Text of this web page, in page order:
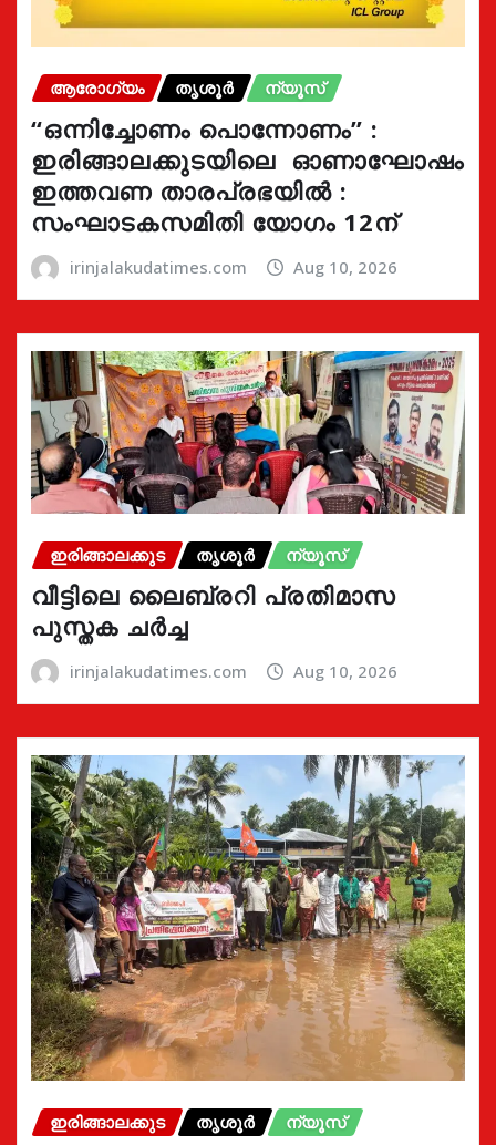
ആരോഗ്യം തൃശൂർ ന്യൂസ്
“ഒന്നിച്ചോണം പൊന്നോണം” :
ഇരിങ്ങാലക്കുടയിലെ ഓണാഘോഷം
ഇത്തവണ താരപ്രഭയിൽ :
സംഘാടകസമിതി യോഗം 12ന്
irinjalakudatimes.com Aug 10, 2026
ഇരിങ്ങാലക്കുട തൃശൂർ ന്യൂസ്
വീട്ടിലെ ലൈബ്രറി പ്രതിമാസ
പുസ്തക ചർച്ച
irinjalakudatimes.com Aug 10, 2026
ഇരിങ്ങാലക്കുട തൃശൂർ ന്യൂസ്